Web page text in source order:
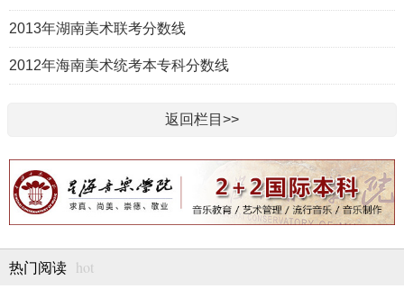
2013年湖南美术联考分数线
2012年海南美术统考本专科分数线
返回栏目>>
热门阅读 hot